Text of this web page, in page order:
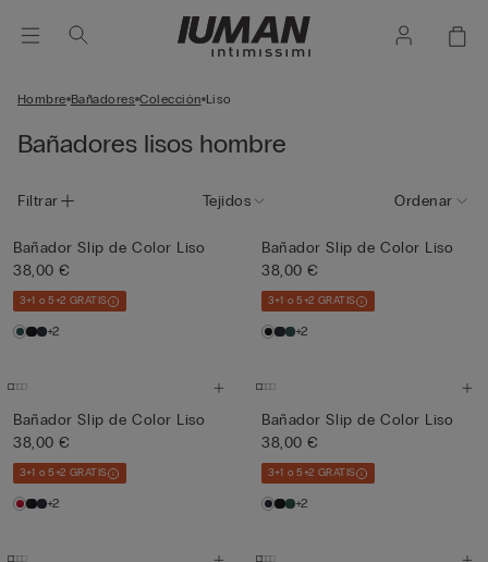
Hombre Bañadores Colección Liso
Bañadores lisos hombre
Filtrar Tejidos Ordenar
Bañador Slip de Color Liso
38,00 €
3+1 o 5+2 GRATIS
+2
Bañador Slip de Color Liso
38,00 €
3+1 o 5+2 GRATIS
+2
Bañador Slip de Color Liso
38,00 €
3+1 o 5+2 GRATIS
+2
Bañador Slip de Color Liso
38,00 €
3+1 o 5+2 GRATIS
+2